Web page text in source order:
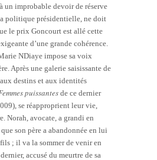
un improbable devoir de réserve
politique présidentielle, ne doit
le prix Goncourt est allé cette
d’une grande cohérence.
NDiaye impose sa voix
Après une galerie saisissante de
destins et aux identités
puissantes de ce dernier
se réapproprient leur vie,
Norah, avocate, a grandi en
son père a abandonnée en lui
; il va la sommer de venir en
accusé du meurtre de sa